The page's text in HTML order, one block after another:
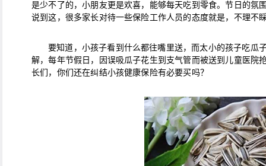
是少不了的，小朋友更是欢喜，能够每天吃到零食。节日的氛
说到这，很多家长对待一些保险工作人员的态度就是，不理不
要知道，小孩子看到什么都往嘴里送，而太小的孩子吃瓜
解，每年节假日，因误吸瓜子花生到支气管而被送到儿童医院
长们，你们还在纠结小孩健康保险有必要买吗？